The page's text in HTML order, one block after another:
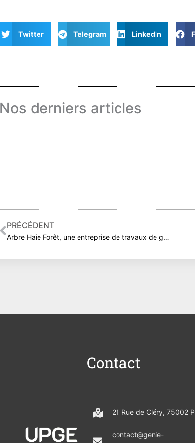
Twitter Telegram LinkedIn
Nos derniers articles
Précédent
PRÉCÉDENT
Arbre Haie Forêt, une entreprise de travaux de génie écologique en Rhône-Alpes.
Contact
21 Rue de Cléry, 75002
contact@genie-